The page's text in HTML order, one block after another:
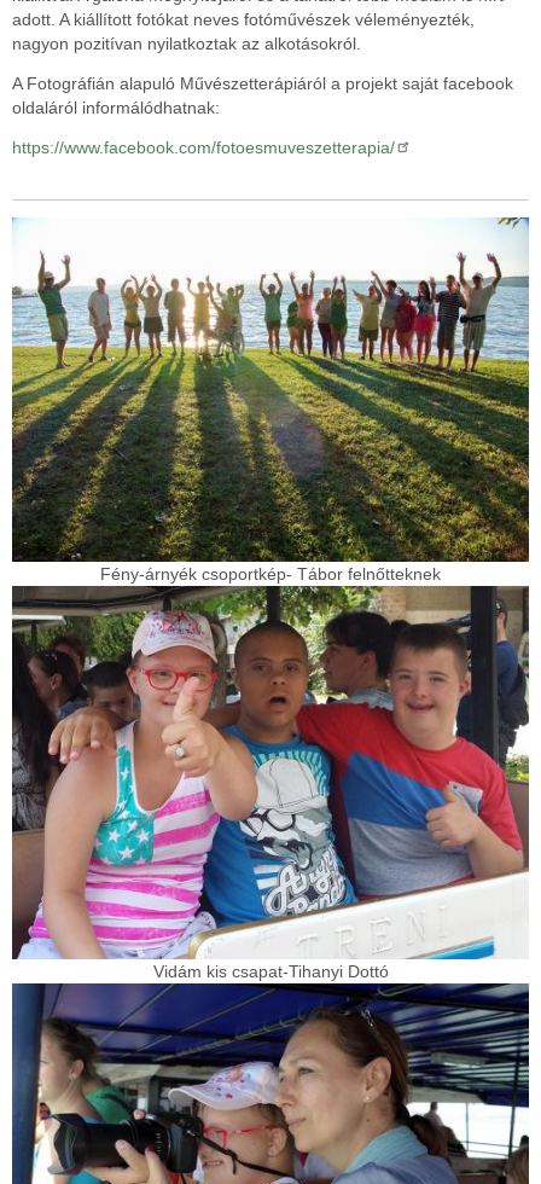
adott. A kiállított fotókat neves fotóművészek véleményezték,
nagyon pozitívan nyilatkoztak az alkotásokról.
A Fotográfián alapuló Művészetterápiáról a projekt saját facebook
oldaláról informálódhatnak:
https://www.facebook.com/fotoesmuveszetterapia/
Fény-árnyék csoportkép- Tábor felnőtteknek
Vidám kis csapat-Tihanyi Dottó